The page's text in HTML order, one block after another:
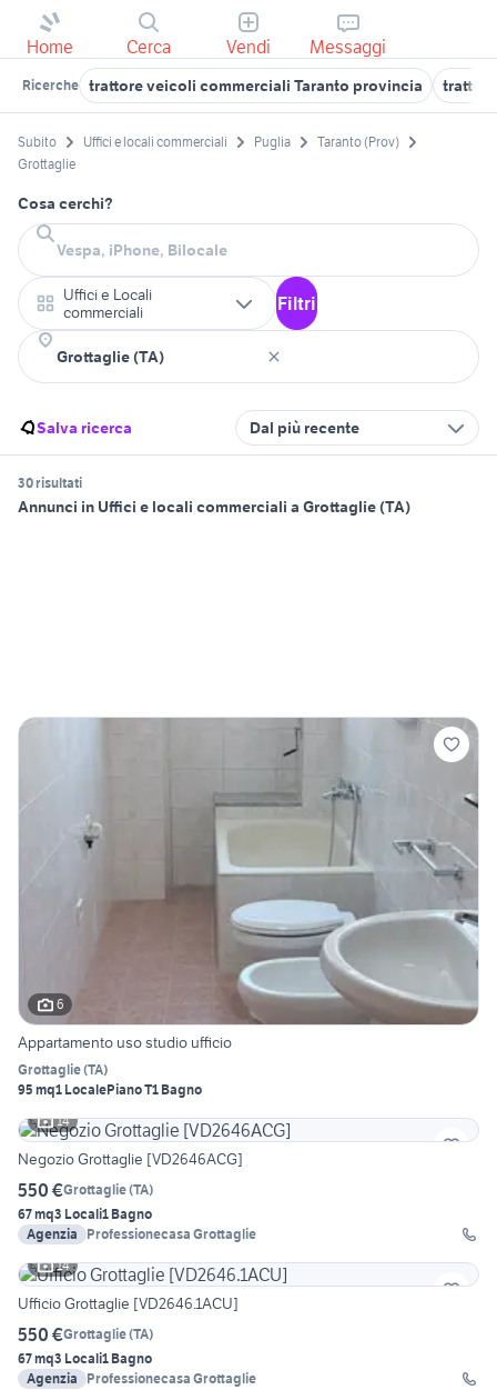
Home Cerca Vendi Messaggi
Ricerche trattore veicoli commerciali Taranto provincia trattori
Subito Uffici e locali commerciali Puglia
Taranto (Prov)
Grottaglie
Cosa cerchi?
Uffici e Locali
commerciali
Filtri
Salva ricerca Dal più recente
30 risultati
Annunci in Uffici e locali commerciali a Grottaglie (TA)
6
Appartamento uso studio ufficio
Grottaglie(TA)
95 mq1 LocalePiano T1 Bagno
14
Negozio Grottaglie [VD2646ACG]
550 €Grottaglie(TA)
67 mq3 Locali1 Bagno
Agenzia
Professionecasa Grottaglie
14
Ufficio Grottaglie [VD2646.1ACU]
550 €Grottaglie(TA)
67 mq3 Locali1 Bagno
Agenzia
Professionecasa Grottaglie